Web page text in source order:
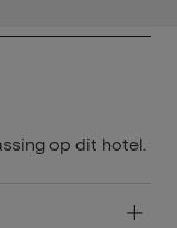
op dit hotel.